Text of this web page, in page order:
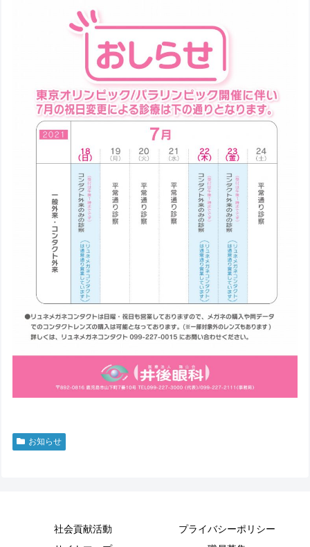
お知らせ
社会貢献活動
プライバシーポリシー